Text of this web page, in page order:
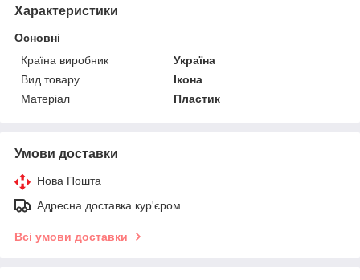
Характеристики
Основні
Країна виробник
Україна
Вид товару
Ікона
Матеріал
Пластик
Умови доставки
Нова Пошта
Адресна доставка кур'єром
Всі умови доставки